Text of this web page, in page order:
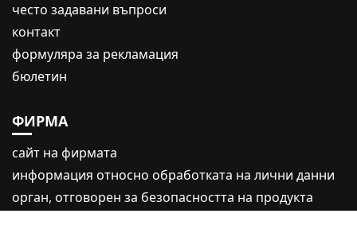
често задавани въпроси
контакт
формуляра за рекламация
бюлетин
ФИРМА
сайт на фирмата
информация относно обработката на лични данни
oрган, отговорен за безопасността на продукта